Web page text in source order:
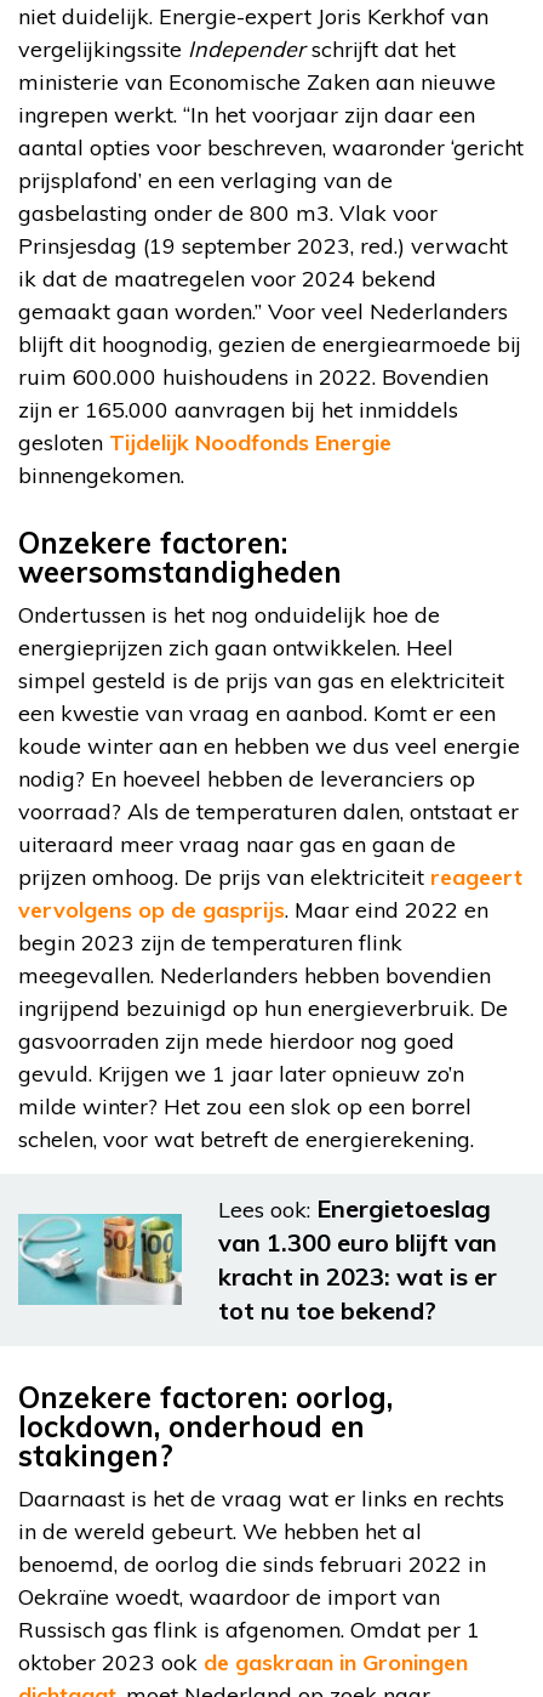
niet duidelijk. Energie-expert Joris Kerkhof van
vergelijkingssite Independerschrijft dat het
ministerie van Economische Zaken aan nieuwe
ingrepen werkt. “In het voorjaar zijn daar een
aantal opties voor beschreven, waaronder ‘gericht
prijsplafond’ en een verlaging van de
gasbelasting onder de 800 m3. Vlak voor
Prinsjesdag (19 september 2023, red.) verwacht
ik dat de maatregelen voor 2024 bekend
gemaakt gaan worden.” Voor veel Nederlanders
blijft dit hoognodig, gezien de energiearmoede bij
ruim 600.000 huishoudens in 2022. Bovendien
zijn er 165.000 aanvragen bij het inmiddels
gesloten Tijdelijk Noodfonds Energie
binnengekomen.
Onzekere factoren:
weersomstandigheden
Ondertussen is het nog onduidelijk hoe de
energieprijzen zich gaan ontwikkelen. Heel
simpel gesteld is de prijs van gas en elektriciteit
een kwestie van vraag en aanbod. Komt er een
koude winter aan en hebben we dus veel energie
nodig? En hoeveel hebben de leveranciers op
voorraad? Als de temperaturen dalen, ontstaat er
uiteraard meer vraag naar gas en gaan de
prijzen omhoog. De prijs van elektriciteit reageert
vervolgens op de gasprijs. Maar eind 2022 en
begin 2023 zijn de temperaturen flink
meegevallen. Nederlanders hebben bovendien
ingrijpend bezuinigd op hun energieverbruik. De
gasvoorraden zijn mede hierdoor nog goed
gevuld. Krijgen we 1 jaar later opnieuw zo’n
milde winter? Het zou een slok op een borrel
schelen, voor wat betreft de energierekening.
Lees ook: Energietoeslag
van 1.300 euro blijft van
kracht in 2023: wat is er
tot nu toe bekend?
Onzekere factoren: oorlog,
lockdown, onderhoud en
stakingen?
Daarnaast is het de vraag wat er links en rechts
in de wereld gebeurt. We hebben het al
benoemd, de oorlog die sinds februari 2022 in
Oekraïne woedt, waardoor de import van
Russisch gas flink is afgenomen. Omdat per 1
oktober 2023 ook de gaskraan in Groningen